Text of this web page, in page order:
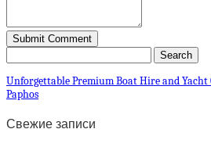
Unforgettable Premium Boat Hire and
Paphos
Свежие записи